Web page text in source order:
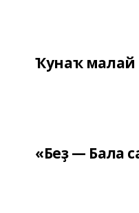
Ҡунаҡ малай
«Беҙ — Бала